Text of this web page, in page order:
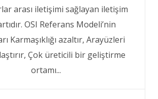
arası iletişimi sağlayan iletişim
OSI Referans Modeli’nin
Karmaşıklığı azaltır, Arayüzleri
Çok üreticili bir geliştirme
ortamı...